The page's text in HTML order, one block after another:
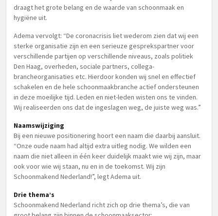
draagt het grote belang en de waarde van schoonmaak en
hygiëne uit.
Adema vervolgt: “De coronacrisis liet wederom zien dat wij een
sterke organisatie zijn en een serieuze gesprekspartner voor
verschillende partijen op verschillende niveaus, zoals politiek
Den Haag, overheden, sociale partners, collega-
brancheorganisaties etc. Hierdoor konden wij snel en effectief
schakelen en de hele schoonmaakbranche actief ondersteunen
in deze moeilijke tijd. Leden en niet-leden wisten ons te vinden.
Wij realiseerden ons dat de ingeslagen weg, de juiste weg was.”
Naamswijziging
Bij een nieuwe positionering hoort een naam die daarbij aansluit.
“Onze oude naam had altijd extra uitleg nodig. We wilden een
naam die niet alleen in één keer duidelijk maakt wie wij zijn, maar
ook voor wie wij staan, nu en in de toekomst. Wij zijn
Schoonmakend Nederland!”, legt Adema uit.
Drie thema’s
Schoonmakend Nederland richt zich op drie thema’s, die van